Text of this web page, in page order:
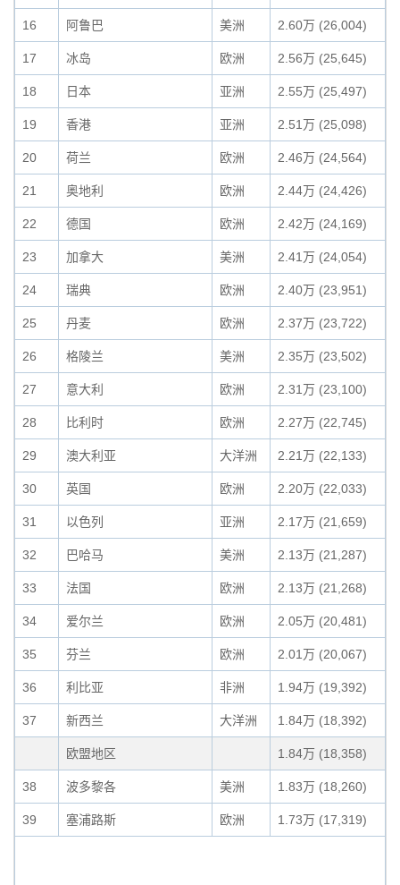
16 阿鲁巴 美洲 2.60万 (26,004)
17 冰岛 欧洲 2.56万 (25,645)
18 日本 亚洲 2.55万 (25,497)
19 香港 亚洲 2.51万 (25,098)
20 荷兰 欧洲 2.46万 (24,564)
21 奥地利 欧洲 2.44万 (24,426)
22 德国 欧洲 2.42万 (24,169)
23 加拿大 美洲 2.41万 (24,054)
24 瑞典 欧洲 2.40万 (23,951)
25 丹麦 欧洲 2.37万 (23,722)
26 格陵兰 美洲 2.35万 (23,502)
27 意大利 欧洲 2.31万 (23,100)
28 比利时 欧洲 2.27万 (22,745)
29 澳大利亚 大洋洲 2.21万 (22,133)
30 英国 欧洲 2.20万 (22,033)
31 以色列 亚洲 2.17万 (21,659)
32 巴哈马 美洲 2.13万 (21,287)
33 法国 欧洲 2.13万 (21,268)
34 爱尔兰 欧洲 2.05万 (20,481)
35 芬兰 欧洲 2.01万 (20,067)
36 利比亚 非洲 1.94万 (19,392)
37 新西兰 大洋洲 1.84万 (18,392)
欧盟地区 1.84万 (18,358)
38 波多黎各 美洲 1.83万 (18,260)
39 塞浦路斯 欧洲 1.73万 (17,319)